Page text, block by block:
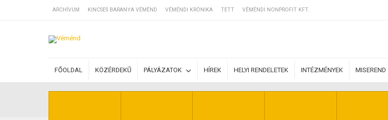
ARCHÍVUM KINCSES BARANYA VÉMÉND VÉMÉNDI KRÓNIKA TETT VÉMÉNDI NONPROFIT KFT.
FŐOLDAL KÖZÉRDEKŰ PÁLYÁZATOK HÍREK HELYI RENDELETEK INTÉZMÉNYEK MISEREND
SZÁLLÁSOK
BEJEGYZÉSEK